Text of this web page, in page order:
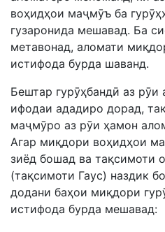
воҳидҳои маҷмӯъ ба
гузаронида мешавад. Ба
метавонад, аломати
истифода бурда шаванд.
Бештар гурӯҳбандӣ аз
ифодаи ададиро дорад,
маҷмӯро аз рӯи ҳамон
Агар миқдори воҳидҳои
зиёд бошад ва тақсимоти
(тақсимоти Гаус) наздик
додани баҳои миқдори
истифода бурда мешавад: